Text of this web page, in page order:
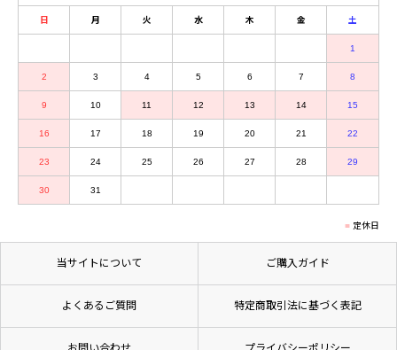
日 月 火 水 木 金 土
1
2 3 4 5 6 7 8
9 10 11 12 13 14 15
16 17 18 19 20 21 22
23 24 25 26 27 28 29
30 31
定休日
当サイトについて ご購入ガイド
よくあるご質問 特定商取引法に基づく表記